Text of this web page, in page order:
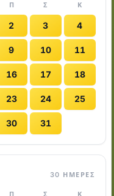
Π Σ Κ
2 3 4
9 10 11
16 17 18
23 24 25
30 31
30 ΗΜΈΡΕΣ
Π Σ Κ